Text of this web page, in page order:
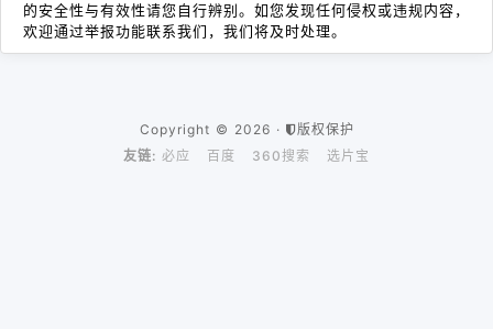
的安全性与有效性请您自行辨别。如您发现任何侵权或违规内容，
欢迎通过举报功能联系我们，我们将及时处理。
Copyright © 2026 ·
版权保护
友链: 必应 百度 360搜索 选片宝